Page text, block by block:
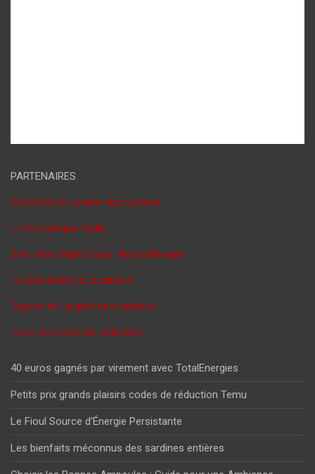
PARTENAIRES
Recettes de cuisine succulentes
L'informatique facile
Bien-être-Sophrologie-Hypnothérapie
Le spécialiste du business
Gagner de l'argent des cadeaux
Tous les codes de réduction
40 euros gagnés par virement avec TotalEnergies
Petits prix grands plaisirs codes de réduction Temu
Le Fioul Source d’Énergie Persistante
Les bienfaits méconnus des sardines entières